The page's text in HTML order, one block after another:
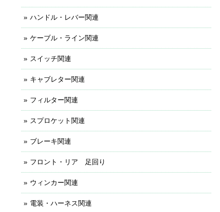
ハンドル・レバー関連
ケーブル・ライン関連
スイッチ関連
キャブレター関連
フィルター関連
スプロケット関連
ブレーキ関連
フロント・リア 足回り
ウィンカー関連
電装・ハーネス関連